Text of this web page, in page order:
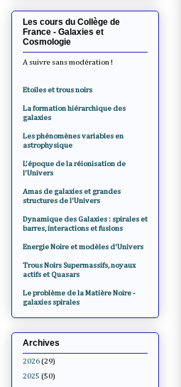
Les cours du Collège de
France - Galaxies et
Cosmologie
A suivre sans modération !
Etoiles et trous noirs
La formation hiérarchique des
galaxies
Les phénomènes variables en
astrophysique
L'époque de la réionisation de
l'Univers
Amas de galaxies et grandes
structures de l'Univers
Dynamique des Galaxies : spirales et
barres, interactions et fusions
Energie Noire et modèles d'Univers
Trous Noirs Supermassifs, noyaux
actifs et Quasars
Le problème de la Matière Noire -
galaxies spirales
Archives
2026 (29)
2025 (50)